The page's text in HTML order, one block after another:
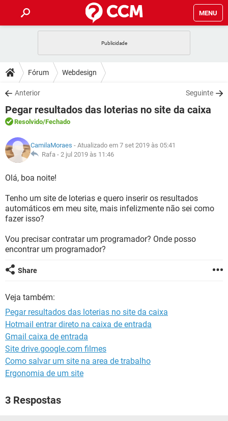
MENU
CELULAR
OUTLOOK
INSTAGRAM GMAIL
GUIA DE COMPRAS
DICAS
JOGOS
OUTLOOK
INSTAGRAM
GUIA DE COMPRAS
DOWNLOADS
JOGOS WHATSAPP
CELULAR
OUTLOOK EXCEL
INSTAGRAM
GUIA DE COMPRAS
FÓRUM
JOGOS
CELULAR
GUIA DE COMPRAS
GLOSSÁRIO
JOGOS
CELULAR
OUTLOOK EXCEL
INSTAGRAM
Fórum Webdesign
Anterior Seguinte
Pegar resultados das loterias no site da caixa
Resolvido/Fechado
CamilaMoraes - Atualizado em 7 set 2019 às 05:41
Rafa - 2 jul 2019 às 11:46
Olá, boa noite!
Tenho um site de loterias e quero inserir os resultados
automáticos em meu site, mais infelizmente não sei como
fazer isso?
Vou precisar contratar um programador? Onde posso
encontrar um programador?
Share
Veja também:
Pegar resultados das loterias no site da caixa
Hotmail entrar direto na caixa de entrada
Gmail caixa de entrada
Site drive.google.com filmes
Como salvar um site na area de trabalho
Ergonomia de um site
3 Respostas